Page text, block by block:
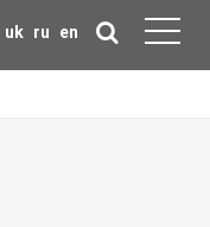
uk ru en